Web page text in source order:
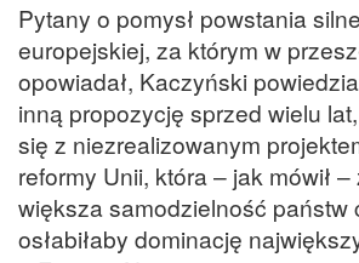
Pytany o pomysł powstania
europejskiej, za którym w
opowiadał, Kaczyński
inną propozycję sprzed wielu
się z niezrealizowanym
reformy Unii, która – jak mówił –
większa samodzielność państw
osłabiłaby dominację